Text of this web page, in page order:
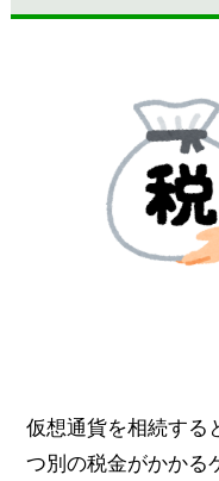
仮想通貨を相続する
つ別の税金がかかる